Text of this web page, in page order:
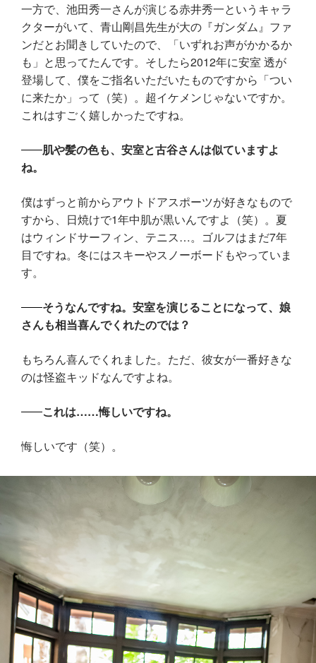
一方で、池田秀一さんが演じる赤井秀一というキャラ
クターがいて、青山剛昌先生が大の『ガンダム』ファ
ンだとお聞きしていたので、「いずれお声がかかるか
も」と思ってたんです。そしたら2012年に安室 透が
登場して、僕をご指名いただいたものですから「つい
に来たか」って（笑）。超イケメンじゃないですか。
これはすごく嬉しかったですね。
肌や髪の色も、安室と古谷さんは似ていますよ
ね。
僕はずっと前からアウトドアスポーツが好きなもので
すから、日焼けで1年中肌が黒いんですよ（笑）。夏
はウィンドサーフィン、テニス…。ゴルフはまだ7年
目ですね。冬にはスキーやスノーボードもやっていま
す。
そうなんですね。安室を演じることになって、娘
さんも相当喜んでくれたのでは？
もちろん喜んでくれました。ただ、彼女が一番好きな
のは怪盗キッドなんですよね。
これは……悔しいですね。
悔しいです（笑）。